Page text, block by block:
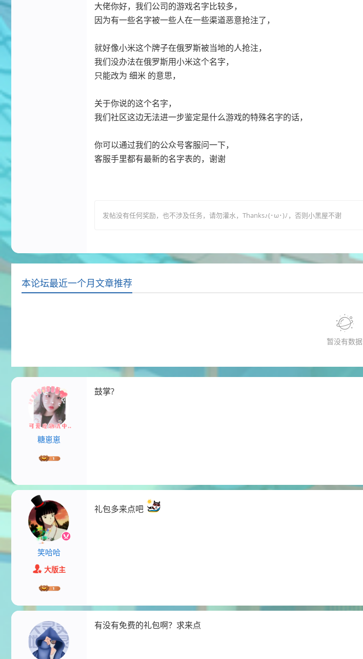
大佬你好，我们公司的游戏名字比较多，
因为有一些名字被一些人在一些渠道恶意抢注了，
就好像小米这个牌子在俄罗斯被当地的人抢注，
我们没办法在俄罗斯用小米这个名字，
只能改为 细米 的意思，
关于你说的这个名字，
我们社区这边无法进一步鉴定是什么游戏的特殊名字的话，
你可以通过我们的公众号客服问一下，
客服手里都有最新的名字表的，谢谢
发帖没有任何奖励，也不涉及任务，请勿灌水，Thanks♪(･ω･)ﾉ，否则小黑屋不谢
本论坛最近一个月文章推荐
暂没有数据
糖崽崽
鼓掌?
笑哈哈
大版主
礼包多来点吧
有没有免费的礼包啊？求来点